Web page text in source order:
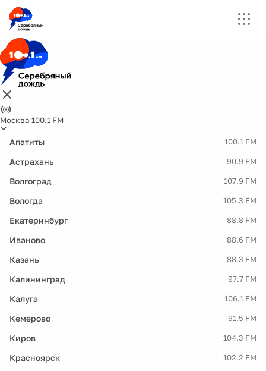
Москва 100.1 FM
Апатиты 100.1 FM
Астрахань 90.9 FM
Волгоград 107.9 FM
Вологда 105.3 FM
Екатеринбург 88.8 FM
Иваново 88.6 FM
Казань 88.3 FM
Калининград 97.7 FM
Калуга 106.1 FM
Кемерово 91.5 FM
Киров 104.3 FM
Красноярск 102.2 FM